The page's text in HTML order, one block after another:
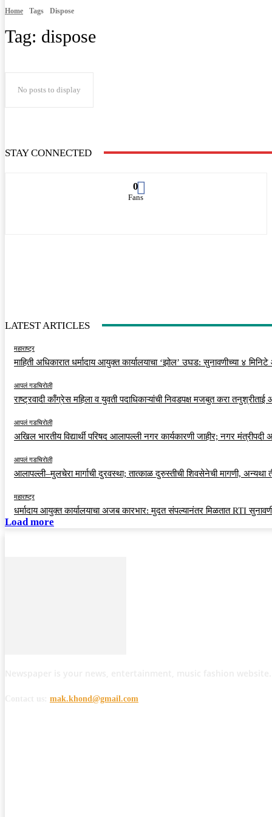
Home Tags Dispose
Tag: dispose
No posts to display
STAY CONNECTED
0
Fans
LATEST ARTICLES
महाराष्ट्र
माहिती अधिकारात धर्मादाय आयुक्त कार्यालयाचा ‘झोल’ उघड: सुनावणीच्या ४
आपलं गडचिरोली
राष्ट्रवादी काँग्रेस महिला व युवती पदाधिकाऱ्यांची निवडपक्ष मजबुत करा
आपलं गडचिरोली
अखिल भारतीय विद्यार्थी परिषद आलापल्ली नगर कार्यकारणी जाहीर; नगर
आपलं गडचिरोली
आलापल्ली–मुलचेरा मार्गाची दुरवस्था; तात्काळ दुरुस्तीची शिवसेनेची मागणी, अन्यथा
महाराष्ट्र
धर्मादाय आयुक्त कार्यालयाचा अजब कारभार: मुदत संपल्यानंतर मिळतात RTI
Load more
mak.khond@gmail.com